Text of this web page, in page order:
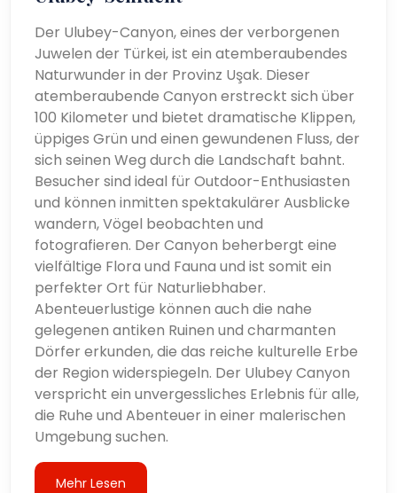
Der Ulubey-Canyon, eines der verborgenen
Juwelen der Türkei, ist ein atemberaubendes
Naturwunder in der Provinz Uşak. Dieser
atemberaubende Canyon erstreckt sich über
100 Kilometer und bietet dramatische Klippen,
üppiges Grün und einen gewundenen Fluss, der
sich seinen Weg durch die Landschaft bahnt.
Besucher sind ideal für Outdoor-Enthusiasten
und können inmitten spektakulärer Ausblicke
wandern, Vögel beobachten und
fotografieren. Der Canyon beherbergt eine
vielfältige Flora und Fauna und ist somit ein
perfekter Ort für Naturliebhaber.
Abenteuerlustige können auch die nahe
gelegenen antiken Ruinen und charmanten
Dörfer erkunden, die das reiche kulturelle Erbe
der Region widerspiegeln. Der Ulubey Canyon
verspricht ein unvergessliches Erlebnis für alle,
die Ruhe und Abenteuer in einer malerischen
Umgebung suchen.
Mehr Lesen